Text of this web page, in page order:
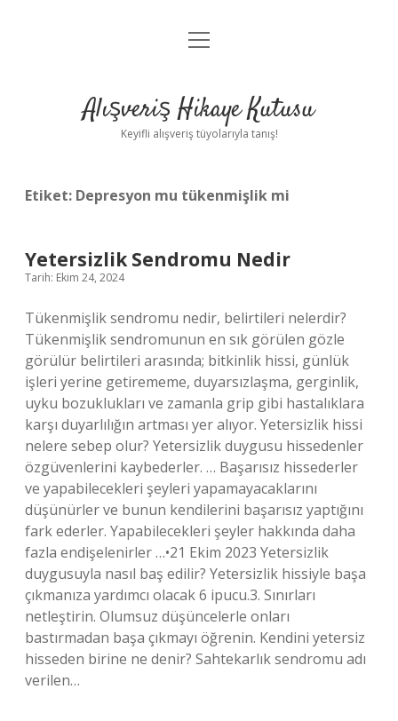
Anasayfa
Yasal Uyarı
menüyü
Alışveriş Hikaye Kutusu
Keyifli alışveriş tüyolarıyla tanış!
Etiket: Depresyon mu tükenmişlik mi
Yetersizlik Sendromu Nedir
Tarih: Ekim 24, 2024
Tükenmişlik sendromu nedir, belirtileri nelerdir?
Tükenmişlik sendromunun en sık görülen gözle
görülür belirtileri arasında; bitkinlik hissi, günlük
işleri yerine getirememe, duyarsızlaşma, gerginlik,
uyku bozuklukları ve zamanla grip gibi hastalıklara
karşı duyarlılığın artması yer alıyor. Yetersizlik hissi
nelere sebep olur? Yetersizlik duygusu hissedenler
özgüvenlerini kaybederler. … Başarısız hissederler
ve yapabilecekleri şeyleri yapamayacaklarını
düşünürler ve bunun kendilerini başarısız yaptığını
fark ederler. Yapabilecekleri şeyler hakkında daha
fazla endişelenirler …•21 Ekim 2023 Yetersizlik
duygusuyla nasıl baş edilir? Yetersizlik hissiyle başa
çıkmanıza yardımcı olacak 6 ipucu.3. Sınırları
netleştirin. Olumsuz düşüncelerle onları
bastırmadan başa çıkmayı öğrenin. Kendini yetersiz
hisseden birine ne denir? Sahtekarlık sendromu adı
verilen…